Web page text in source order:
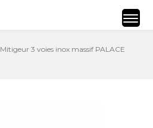
Mitigeur 3 voies inox massif PALACE